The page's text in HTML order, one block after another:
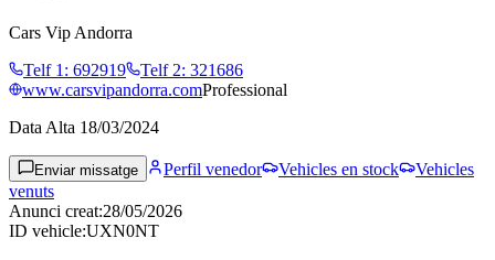
Cars Vip Andorra
Telf 1 : 692919 Telf 2: 321686
www.carsvipandorra.comProfessional
Data Alta 18/03/2024
Enviar missatge Perfil venedor Vehicles en stock
Vehicles
venuts
Anunci creat:28/05/2026
ID vehicle:UXN0NT